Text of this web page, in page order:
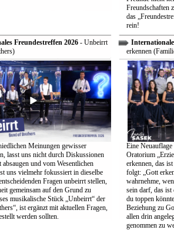
Freundschaften
das
rein!
Freundestreffen 2026- Unbeirrt
Meinungen gewisser
lasst uns nicht durch Diskussionen
und vom Wesentlichen
uns vielmehr fokussiert in dieselbe
Fragen unbeirrt stellen,
gemeinsam auf den Grund zu
musikalische Stück „Unbeirrt“ der
ist ergänzt mit aktuellen Fragen,
werden sollten.
erkennen
Eine Neuauflage
Oratorium
erkennen, das
folgt: „Gott
wahrnehme,
sein darf, das ist
du toppen
Beziehung zu
allen drin
genommen zu